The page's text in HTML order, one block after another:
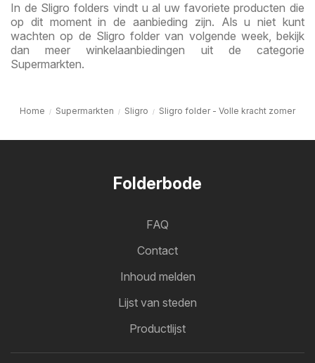
In de Sligro folders vindt u al uw favoriete producten die
op dit moment in de aanbieding zijn. Als u niet kunt
wachten op de Sligro folder van volgende week, bekijk
dan meer winkelaanbiedingen uit de categorie
Supermarkten.
Home Supermarkten Sligro Sligro folder - Volle kracht zomer
Folderbode
FAQ
Contact
Inhoud melden
Lijst van steden
Productlijst